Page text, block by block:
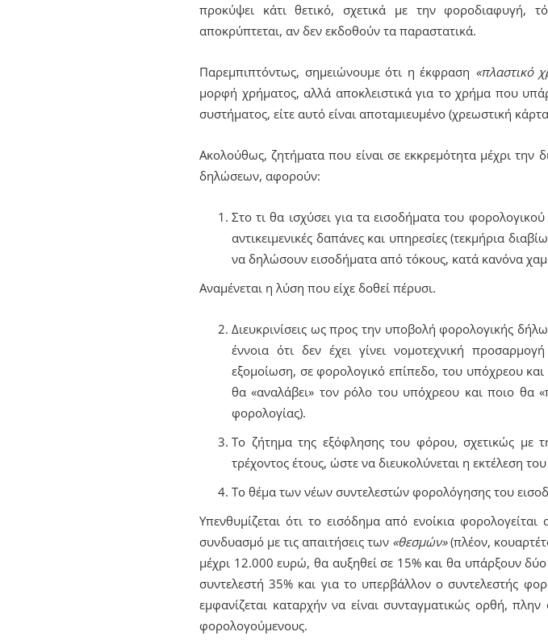
προκύψει κάτι θετικό, σχετικά με την
αποκρύπτεται, αν δεν εκδοθούν τα παραστατικά.
Παρεμπιπτόντως, σημειώνουμε ότι η έκφραση «πλαστικό
μορφή χρήματος, αλλά αποκλειστικά για το χρήμα που
συστήματος, είτε αυτό είναι αποταμιευμένο (χρεωστική
Ακολούθως, ζητήματα που είναι σε εκκρεμότητα μέχρι την
δηλώσεων, αφορούν:
Στο τι θα ισχύσει για τα εισοδήματα του
αντικειμενικές δαπάνες και υπηρεσίες (τεκμήρια
να δηλώσουν εισοδήματα από τόκους, κατά κανόνα
Αναμένεται η λύση που είχε δοθεί πέρυσι.
Διευκρινίσεις ως προς την υποβολή φορολογικής
έννοια ότι δεν έχει γίνει νομοτεχνική
εξομοίωση, σε φορολογικό επίπεδο, του υπόχρεου
θα «αναλάβει» τον ρόλο του υπόχρεου και ποιο θα
φορολογίας).
Το ζήτημα της εξόφλησης του φόρου, σχετικώς με
τρέχοντος έτους, ώστε να διευκολύνεται η εκτέλεση
Το θέμα των νέων συντελεστών φορολόγησης του
Υπενθυμίζεται ότι το εισόδημα από ενοίκια
συνδυασμό με τις απαιτήσεις των «θεσμών»(πλέον,
μέχρι 12.000 ευρώ, θα αυξηθεί σε 15% και θα υπάρξουν
συντελεστή 35% και για το υπερβάλλον ο συντελεστής
εμφανίζεται καταρχήν να είναι συνταγματικώς ορθή,
φορολογούμενους.